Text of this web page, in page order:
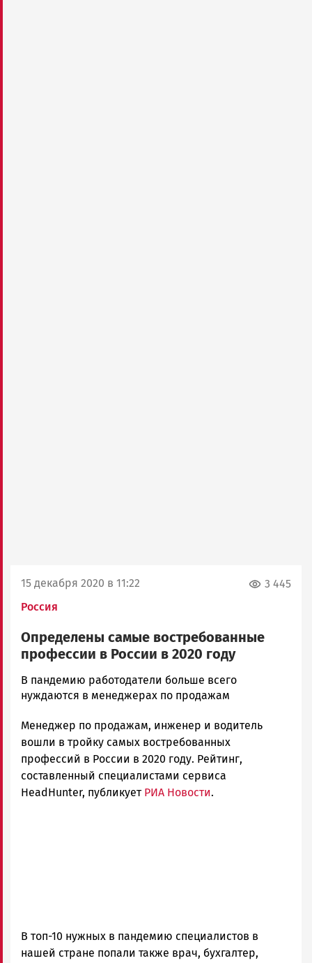
15 декабря 2020 в 11:22
Россия
3 445
Определены самые востребованные
профессии в России в 2020 году
Юрий
Каулио
Петрозаводска
и
Карелии
|
Петрозаводск
В пандемию работодатели больше всего
нуждаются в менеджерах по продажам
Менеджер по продажам, инженер и водитель
вошли в тройку самых востребованных
профессий в России в 2020 году. Рейтинг,
составленный специалистами сервиса
HeadHunter, публикует РИА Новости.
В топ-10 нужных в пандемию специалистов в
нашей стране попали также врач, бухгалтер,